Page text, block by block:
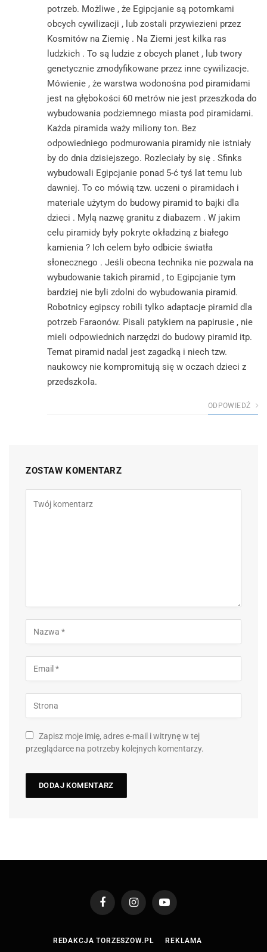
potrzeb. Możliwe , że Egipcjanie są potomkami
obcych cywilizacji , lub zostali przywiezieni przez
Kosmitów na Ziemię . Na Ziemi jest kilka ras
ludzkich . To są ludzie z obcych planet , lub twory
genetycznie zmodyfikowane przez inne cywilizacje.
Mówienie , że warstwa wodonośna pod piramidami
jest na głębokości 60 metrów nie jest przeszkoda do
wybudowania podziemnego miasta pod piramidami.
Każda piramida waży miliony ton. Bez
odpowiedniego podmurowania piramidy nie istniały
by do dnia dzisiejszego. Rozleciały by się . Sfinks
wybudowali Egipcjanie ponad 5-ć tyś lat temu lub
dawniej. To co mówią tzw. uczeni o piramidach i
materiale użytym do budowy piramid to bajki dla
dzieci . Mylą nazwę granitu z diabazem . W jakim
celu piramidy były pokryte okładziną z białego
kamienia ? Ich celem było odbicie światła
słonecznego . Jeśli obecna technika nie pozwala na
wybudowanie takich piramid , to Egipcjanie tym
bardziej nie byli zdolni do wybudowania piramid.
Robotnicy egipscy robili tylko adaptacje piramid dla
potrzeb Faraonów. Pisali patykiem na papirusie , nie
mieli odpowiednich narzędzi do budowy piramid itp.
Temat piramid nadal jest zagadką i niech tzw.
naukowcy nie kompromitują się w oczach dzieci z
przedszkola.
ODPOWIEDŹ
ZOSTAW KOMENTARZ
Zapisz moje imię, adres e-mail i witrynę w tej
przeglądarce na potrzeby kolejnych komentarzy.
FacebookInstagramYouTube
REDAKCJA TORZESZOW.PL REKLAMA